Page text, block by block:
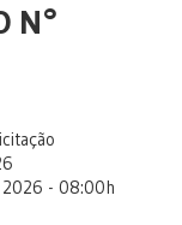
N°
- 08:00h